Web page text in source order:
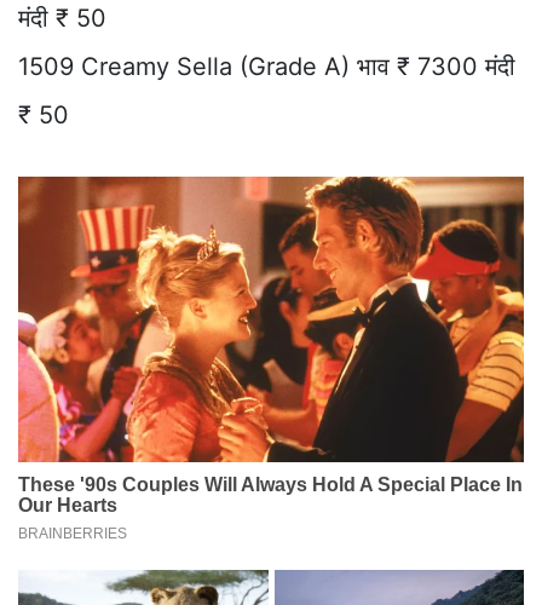
मंदी ₹ 50
1509 Creamy Sella (Grade A) भाव ₹ 7300 मंदी
₹ 50